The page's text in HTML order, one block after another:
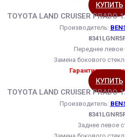
КУПИТЬ
TOYOTA LAND CRUISER PRADO
Производитель:
Переднее левое
Замена бокового
Гарантия на
КУПИТЬ
TOYOTA LAND CRUISER PRADO
Производитель:
Заднее левое